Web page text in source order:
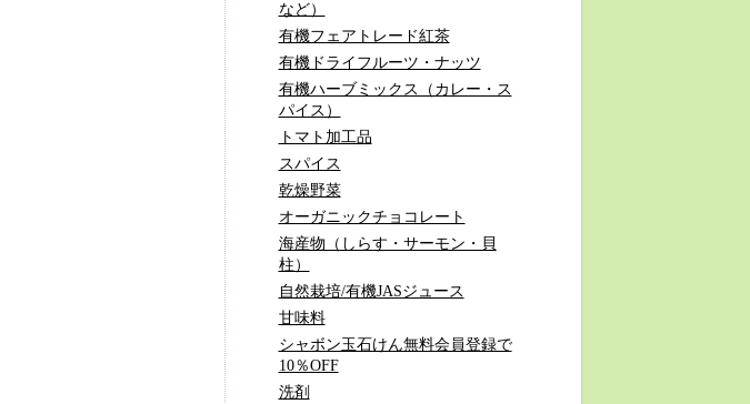
など）
有機フェアトレード紅茶
有機ドライフルーツ・ナッツ
有機ハーブミックス（カレー・ス
パイス）
トマト加工品
スパイス
乾燥野菜
オーガニックチョコレート
海産物（しらす・サーモン・貝
柱）
自然栽培/有機JASジュース
甘味料
シャボン玉石けん無料会員登録で
10％OFF
洗剤